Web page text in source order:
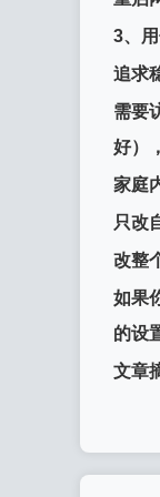
3、
追求
需要
好）
家庭
只改
改整
如果
的设
文章